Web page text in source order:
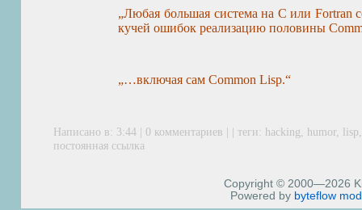
„Любая большая система на C или
кучей ошибок реализацию половины
„…включая сам Common Lisp.“
Написано в: 3:44 | 0 комментариев | | теги: hacking humor, lisp
постоянная ссылка
Copyright © 2000—2026
Powered by byteflow